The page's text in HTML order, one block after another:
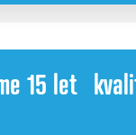
15 let